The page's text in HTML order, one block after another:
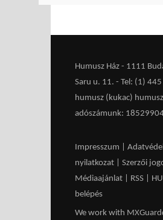
Humusz Ház - 1111
Saru u. 11. - Tel: (1)
humusz (kukac)
adószámunk:
Impresszum
nyilatkozat
Szerzői
Médiaajánlat
RSS HU
belépés
We work with